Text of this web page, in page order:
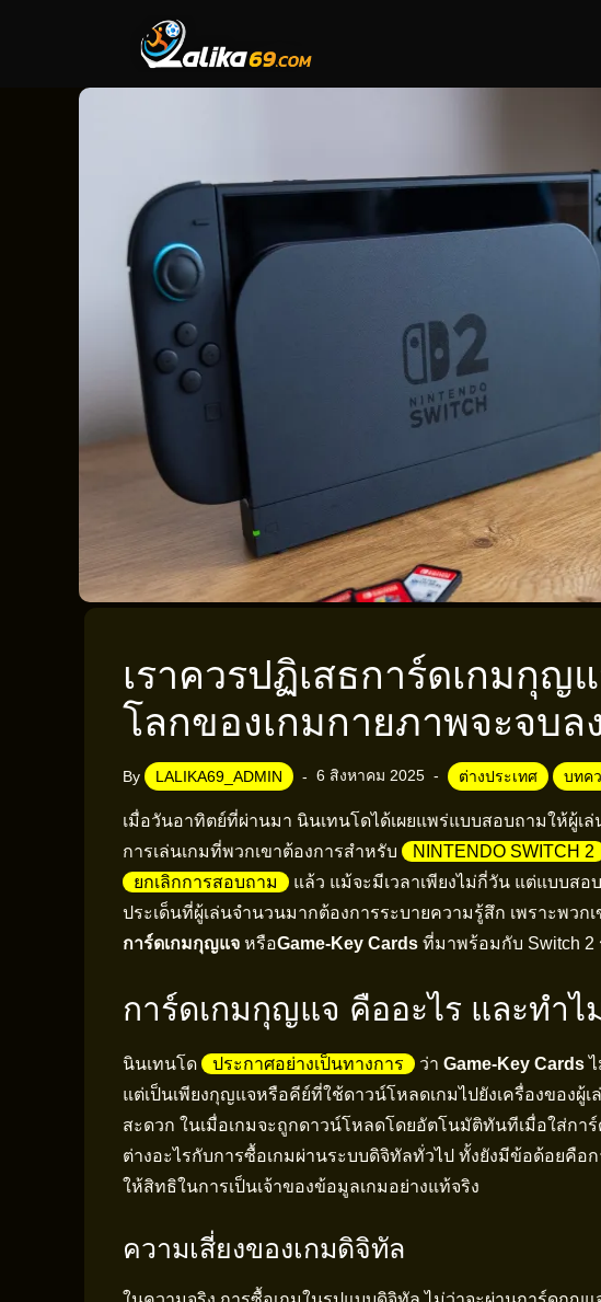
เราควรปฏิเสธการ์ดเกมกุญ
โลกของเกมกายภาพจะจบลง
By LALIKA69_ADMIN 6 สิงหาคม 2025 ต่างประเทศ บทค
เมื่อวันอาทิตย์ที่ผ่านมา นินเทนโดได้เผยแพร่แบบสอบถามให้ผู้เ
การเล่นเกมที่พวกเขาต้องการสำหรับ
NINTENDO SWITCH 2
ยกเลิกการสอบถาม
แล้ว แม้จะมีเวลาเพียงไม่กี่วัน แต่แบบส
ประเด็นที่ผู้เล่นจำนวนมากต้องการระบายความรู้สึก เพราะพวก
การ์ดเกมกุญแจ หรือGame-Key Cards ที่มาพร้อมกับ Switch 2
การ์ดเกมกุญแจ คืออะไร และทำ
นินเทนโด ประกาศอย่างเป็นทางการ ว่า Game-Key Cards
แต่เป็นเพียงกุญแจหรือคีย์ที่ใช้ดาวน์โหลดเกมไปยังเครื่องของผู้
สะดวก ในเมื่อเกมจะถูกดาวน์โหลดโดยอัตโนมัติทันทีเมื่อใส่กา
ต่างอะไรกับการซื้อเกมผ่านระบบดิจิทัลทั่วไป ทั้งยังมีข้อด้อยคื
ให้สิทธิในการเป็นเจ้าของข้อมูลเกมอย่างแท้จริง
ความเสี่ยงของเกมดิจิทัล